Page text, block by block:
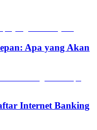
Apa yang Akan
Internet Banking